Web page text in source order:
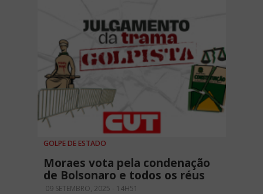
GOLPE DE ESTADO
Moraes vota pela condenação
de Bolsonaro e todos os réus
09 SETEMBRO, 2025 - 14H51